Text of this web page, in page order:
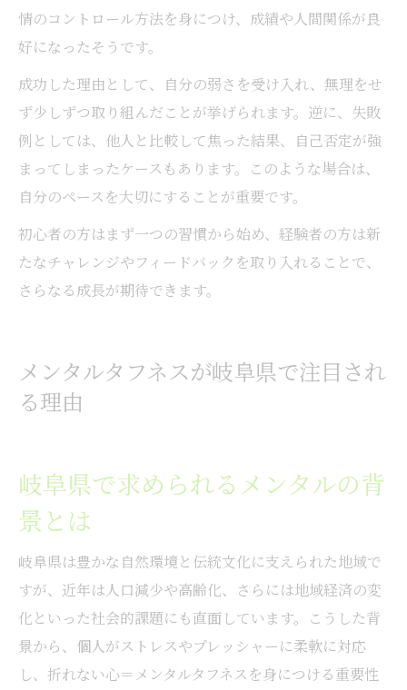
情のコントロール方法を身につけ、成績や人間関係が良
好になったそうです。
成功した理由として、自分の弱さを受け入れ、無理をせ
ず少しずつ取り組んだことが挙げられます。逆に、失敗
例としては、他人と比較して焦った結果、自己否定が強
まってしまったケースもあります。このような場合は、
自分のペースを大切にすることが重要です。
初心者の方はまず一つの習慣から始め、経験者の方は新
たなチャレンジやフィードバックを取り入れることで、
さらなる成長が期待できます。
メンタルタフネスが岐阜県で注目され
る理由
岐阜県で求められるメンタルの背
景とは
岐阜県は豊かな自然環境と伝統文化に支えられた地域で
すが、近年は人口減少や高齢化、さらには地域経済の変
化といった社会的課題にも直面しています。こうした背
景から、個人がストレスやプレッシャーに柔軟に対応
し、折れない心＝メンタルタフネスを身につける重要性